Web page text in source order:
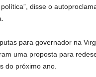
disse o
para governador na
uma proposta para
do próximo ano.